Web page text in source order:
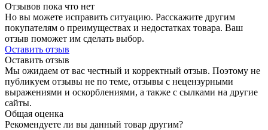
Отзывов пока что нет
Но вы можете исправить ситуацию. Расскажите другим
покупателям о преимуществах и недостатках товара. Ваш
отзыв поможет им сделать выбор.
Оставить отзыв
Оставить отзыв
Мы ожидаем от вас честный и корректный отзыв. Поэтому не
публикуем отзывы не по теме, отзывы с нецензурными
выражениями и оскорблениями, а также с сылками на другие
сайты.
Общая оценка
Рекомендуете ли вы данный товар другим?